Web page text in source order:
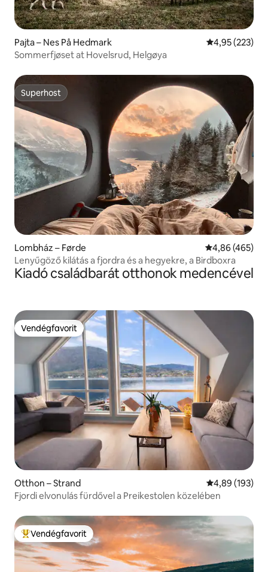
Pajta – Nes På Hedmark Átlagos
4,95 (223)
Sommerfjøset at Hovelsrud, Helgøya
Superhost
Superhost
Lombház – Førde Átlagos
4,86 (465)
Lenyűgöző kilátás a fjordra és a hegyekre, a Birdboxra
Kiadó családbarát otthonok medencével
Vendégfavorit
Vendégfavorit
Otthon – Strand Átlagos
4,89 (193)
Fjordi elvonulás fürdővel a Preikestolen közelében
Kiemelt vendégfavorit
Vendégfavorit